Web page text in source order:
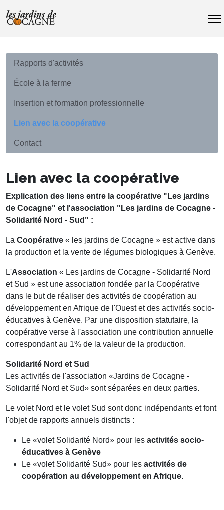
Rapports d'activités
École à la ferme
Insertion et formation professionnelle
Lien avec la coopérative
Contact
Lien avec la coopérative
Explication des liens entre la coopérative "Les jardins
de Cocagne" et l'association "Les jardins de Cocagne -
Solidarité Nord - Sud" :
La Coopérative « les jardins de Cocagne » est active dans
la production et la vente de légumes biologiques à Genève.
L'Association « Les jardins de Cocagne - Solidarité Nord
et Sud » est une association fondée par la Coopérative
dans le but de réaliser des activités de coopération au
développement en Afrique de l'Ouest et des activités socio-
éducatives à Genève. Par une disposition statutaire, la
coopérative verse à l'association une contribution annuelle
correspondant au 1% de la valeur de la production.
Solidarité Nord et Sud
Les activités de l'association «Jardins de Cocagne -
Solidarité Nord et Sud» sont séparées en deux parties.
Le volet Nord et le volet Sud sont donc indépendants et font
l'objet de rapports annuels distincts :
Le «volet Solidarité Nord» pour les activités socio-
éducatives à Genève
Le «volet Solidarité Sud» pour les activités de
coopération au développement en Afrique.